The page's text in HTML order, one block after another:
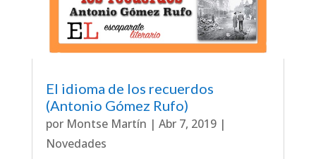
El idioma de los recuerdos
(Antonio Gómez Rufo)
por Montse Martín | Abr 7, 2019|
Novedades